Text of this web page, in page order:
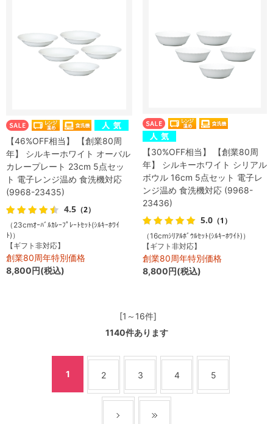
【46%OFF相当】 【創業80周
年】 シルキーホワイト オーバル
カレープレート 23cm 5点セッ
ト 電子レンジ温め 食洗機対応
(9968-23435)
4.5 （2）
（23cmｵｰﾊﾞﾙｶﾚｰﾌﾟﾚｰﾄｾｯﾄ(ｼﾙｷｰﾎﾜｲ
ﾄ)）
【ギフト非対応】
創業80周年特別価格
8,800円(税込)
【30%OFF相当】 【創業80周
年】 シルキーホワイト シリアル
ボウル 16cm 5点セット 電子レ
ンジ温め 食洗機対応 (9968-
23436)
5.0 （1）
（16cmｼﾘｱﾙﾎﾞｳﾙｾｯﾄ(ｼﾙｷｰﾎﾜｲﾄ)）
【ギフト非対応】
創業80周年特別価格
8,800円(税込)
[1～16件]
1140件あります
1 2 3 4 5